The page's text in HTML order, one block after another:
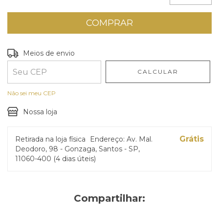
Entregas para o CEP:
Meios de envio
CALCULAR
Não sei meu CEP
Nossa loja
Retirada na loja física
Endereço: Av. Mal.
Deodoro, 98 - Gonzaga, Santos - SP,
11060-400 (4 dias úteis)
Grátis
Compartilhar: